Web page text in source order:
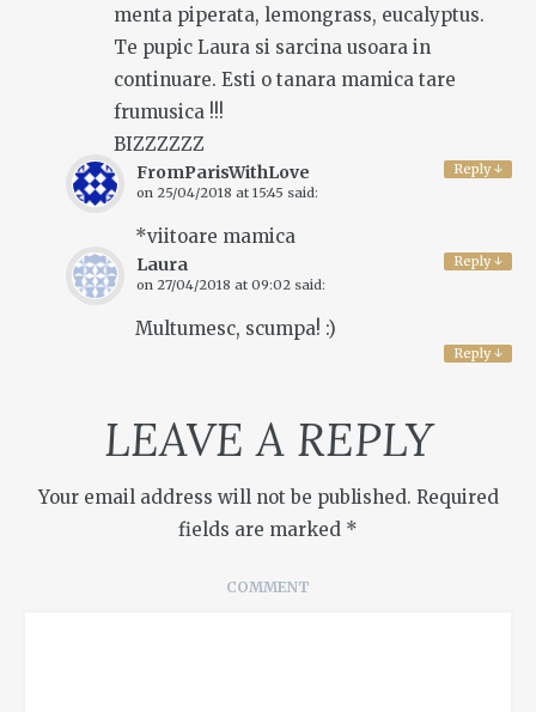
menta piperata, lemongrass, eucalyptus.
Te pupic Laura si sarcina usoara in
continuare. Esti o tanara mamica tare
frumusica !!!
BIZZZZZZ
Reply↓
FromParisWithLove
on 25/04/2018 at 15:45 said:
*viitoare mamica
Reply↓
Laura
on 27/04/2018 at 09:02 said:
Multumesc, scumpa! :)
Reply↓
LEAVE A REPLY
Your email address will not be published. Required
fields are marked *
COMMENT